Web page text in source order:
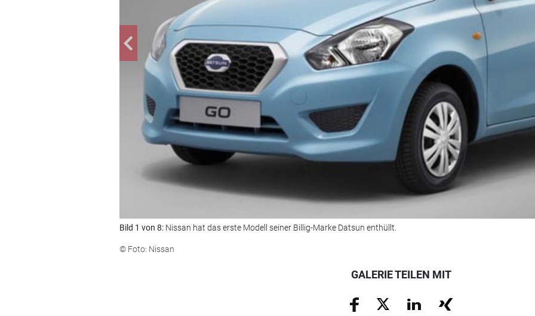
Bild 1 von 8: Nissan hat das erste Modell seiner Billig-Marke Datsun enthüllt.
© Foto: Nissan
GALERIE TEILEN MIT